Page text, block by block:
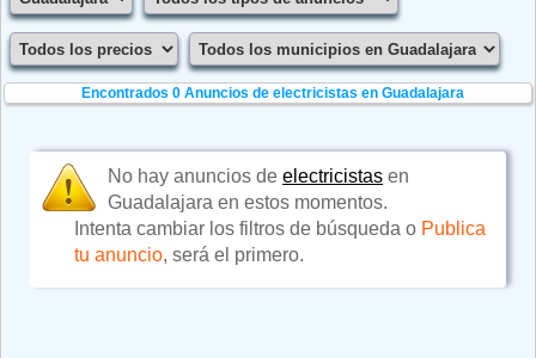
Encontrados 0Anuncios de electricistas en Guadalajara
No hay anuncios deelectricistas en
Guadalajara en estos momentos.
Intenta cambiar los filtros de búsqueda o Publica
tu anuncio, será el primero.